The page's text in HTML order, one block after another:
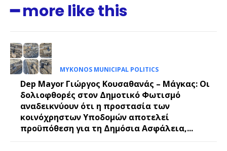
━ more like this
MYKONOS MUNICIPAL POLITICS
Dep Mayor Γιώργος Κουσαθανάς – Μάγκας: Οι
δολιοφθορές στον Δημοτικό Φωτισμό
αναδεικνύουν ότι η προστασία των
κοινόχρηστων Υποδομών αποτελεί
προϋπόθεση για τη Δημόσια Ασφάλεια,...